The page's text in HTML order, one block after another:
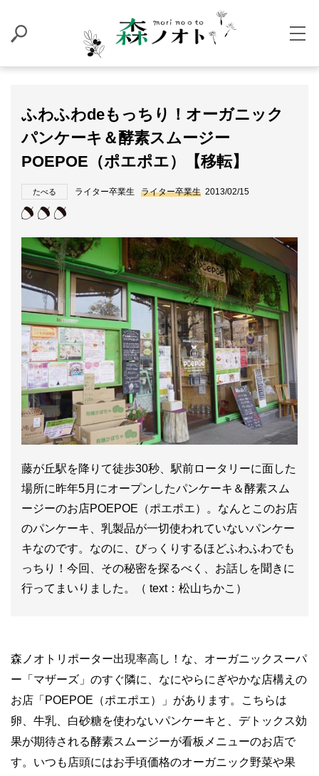
ふわふわdeもっちり！オーガニック
パンケーキ＆酵素スムージー
POEPOE（ポエポエ）【移転】
たべる ライター卒業生 ライター卒業生 2013/02/15
藤が丘駅を降りて徒歩30秒、駅前ロータリーに面した
場所に昨年5月にオープンしたパンケーキ＆酵素スム
ージーのお店POEPOE（ポエポエ）。なんとこのお店
のパンケーキ、乳製品が一切使われていないパンケー
キなのです。なのに、びっくりするほどふわふわでも
っちり！今回、その秘密を探るべく、お話しを聞きに
行ってまいりました。（ text：松山ちかこ）
森ノオトリポーター出現率高し！な、オーガニックスーパ
ー「マザーズ」のすぐ隣に、なにやらにぎやかな店構えの
お店「POEPOE（ポエポエ）」があります。こちらは
卵、牛乳、白砂糖を使わないパンケーキと、デトックス効
果が期待される酵素スムージーが看板メニューのお店で
す。いつも店頭にはお手頃価格のオーガニック野菜や果